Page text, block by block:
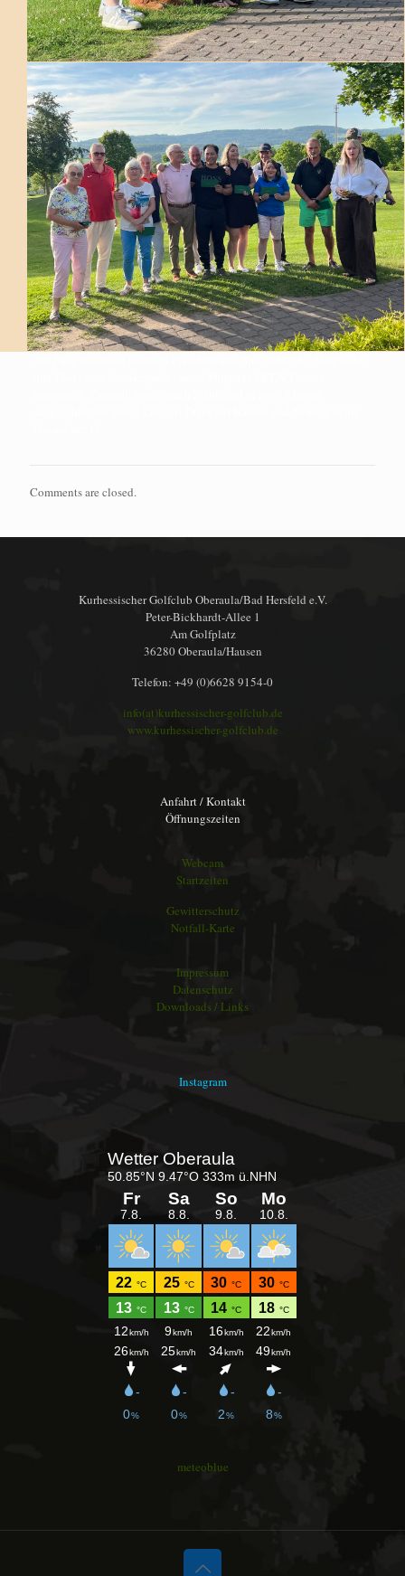
Comments are closed.
Kurhessischer Golfclub Oberaula/Bad Hersfeld e.V.
Peter-Bickhardt-Allee 1
Am Golfplatz
36280 Oberaula/Hausen
Telefon: +49 (0)6628 9154-0
info(at)kurhessischer-golfclub.de
www.kurhessischer-golfclub.de
Anfahrt / Kontakt
Öffnungszeiten
Webcam
Startzeiten
Gewitterschutz
Notfall-Karte
Impressum
Datenschutz
Downloads / Links
Instagram
meteoblue